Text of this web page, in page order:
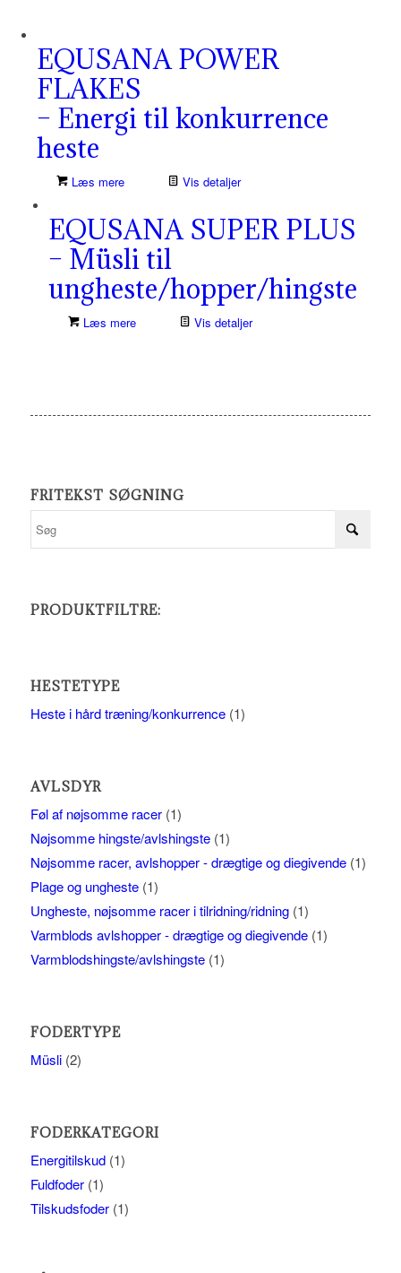
EQUSANA POWER
FLAKES
– Energi til konkurrence
heste
Læs mere Vis detaljer
EQUSANA SUPER PLUS
– Müsli til
ungheste/hopper/hingste
Læs mere Vis detaljer
FRITEKST SØGNING
PRODUKTFILTRE:
HESTETYPE
Heste i hård træning/konkurrence (1)
AVLSDYR
Føl af nøjsomme racer (1)
Nøjsomme hingste/avlshingste (1)
Nøjsomme racer, avlshopper - drægtige og diegivende (1)
Plage og ungheste (1)
Ungheste, nøjsomme racer i tilridning/ridning (1)
Varmblods avlshopper - drægtige og diegivende (1)
Varmblodshingste/avlshingste (1)
FODERTYPE
Müsli (2)
FODERKATEGORI
Energitilskud (1)
Fuldfoder (1)
Tilskudsfoder (1)